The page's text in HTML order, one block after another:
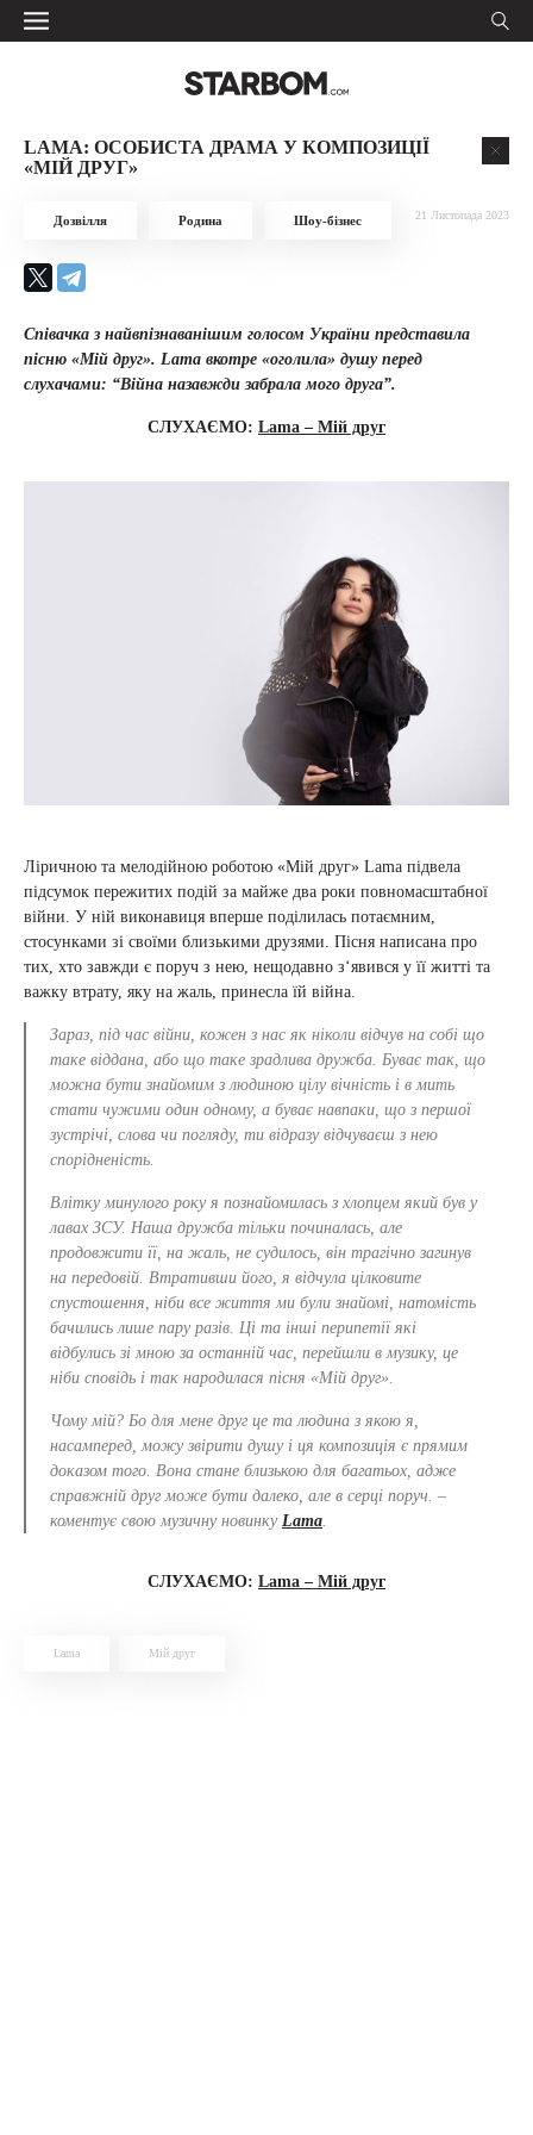
LAMA: ОСОБИСТА ДРАМА У КОМПОЗИЦІЇ
«МІЙ ДРУГ»
Дозвілля Родина Шоу-бізнес 21 Листопада 2023
Співачка з найвпізнаванішим голосом України представила
пісню «Мій друг». Lama вкотре «оголила» душу перед
слухачами: “Війна назавжди забрала мого друга”.
СЛУХАЄМО: Lama – Мій друг
Ліричною та мелодійною роботою «Мій друг» Lama підвела
підсумок пережитих подій за майже два роки повномасштабної
війни. У ній виконавиця вперше поділилась потаємним,
стосунками зі своїми близькими друзями. Пісня написана про
тих, хто завжди є поруч з нею, нещодавно з‘явився у її житті та
важку втрату, яку на жаль, принесла їй війна.
Зараз, під час війни, кожен з нас як ніколи відчув на собі що
таке віддана, або що таке зрадлива дружба. Буває так, що
можна бути знайомим з людиною цілу вічність і в мить
стати чужими один одному, а буває навпаки, що з першої
зустрічі, слова чи погляду, ти відразу відчуваєш з нею
спорідненість.
Влітку минулого року я познайомилась з хлопцем який був у
лавах ЗСУ. Наша дружба тільки починалась, але
продовжити її, на жаль, не судилось, він трагічно загинув
на передовій. Втративши його, я відчула цілковите
спустошення, ніби все життя ми були знайомі, натомість
бачились лише пару разів. Ці та інші перипетії які
відбулись зі мною за останній час, перейшли в музику, це
ніби сповідь і так народилася пісня «Мій друг».
Чому мій? Бо для мене друг це та людина з якою я,
насамперед, можу звірити душу і ця композиція є прямим
доказом того. Вона стане близькою для багатьох, адже
справжній друг може бути далеко, але в серці поруч. –
коментує свою музичну новинку Lama.
СЛУХАЄМО: Lama – Мій друг
Lama Мій друг